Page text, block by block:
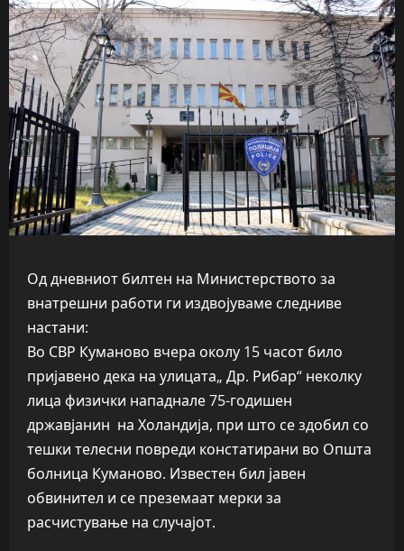
Од дневниот билтен на Министерството за
внатрешни работи ги издвојуваме следниве
настани:
Во СВР Куманово вчера околу 15 часот било
пријавено дека на улицата„ Др. Рибар“ неколку
лица физички нападнале 75-годишен
државјанин на Холандија, при што се здобил со
тешки телесни повреди констатирани во Општа
болница Куманово. Известен бил јавен
обвинител и се преземаат мерки за
расчистување на случајот.